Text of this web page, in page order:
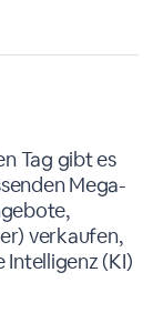
Tag gibt es
Mega-
verkaufen,
(KI)